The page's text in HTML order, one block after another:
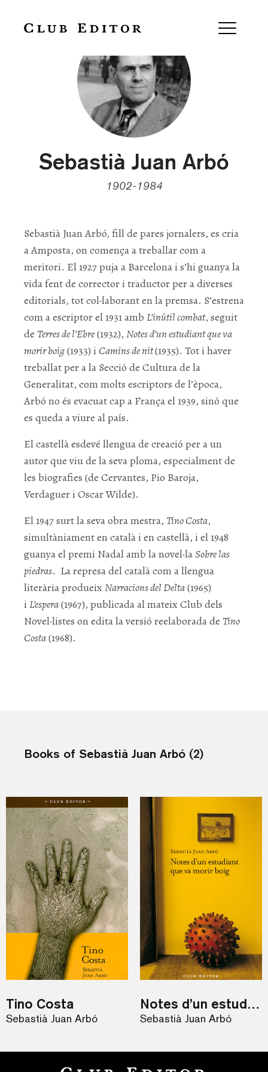
Sebastià Juan Arbó
1902-1984
Sebastià Juan Arbó, fill de pares jornalers, es cria
a Amposta, on comença a treballar com a
meritori. El 1927 puja a Barcelona i s’hi guanya la
vida fent de corrector i traductor per a diverses
editorials, tot col·laborant en la premsa. S’estrena
com a escriptor el 1931 amb L’inútil combat, seguit
de Terres de l’Ebre(1932), Notes d’un estudiant que va
morir boig(1933) i Camins de nit(1935). Tot i haver
treballat per a la Secció de Cultura de la
Generalitat, com molts escriptors de l’època,
Arbó no és evacuat cap a França el 1939, sinó que
es queda a viure al país.
El castellà esdevé llengua de creació per a un
autor que viu de la seva ploma, especialment de
les biografies (de Cervantes, Pio Baroja,
Verdaguer i Oscar Wilde).
El 1947 surt la seva obra mestra, Tino Costa,
simultàniament en català i en castellà, i el 1948
guanya el premi Nadal amb la novel·laSobrelas
piedras. La represa del català com a llengua
literària produeixNarracions del Delta(1965)
i L’espera(1967), publicada al mateix Club dels
Novel·listes on edita la versió reelaborada de Tino
Costa(1968).
Books of Sebastià Juan Arbó (2)
Tino Costa
Sebastià Juan Arbó
Notes d’un estudiant que va morir boig
Sebastià Juan Arbó